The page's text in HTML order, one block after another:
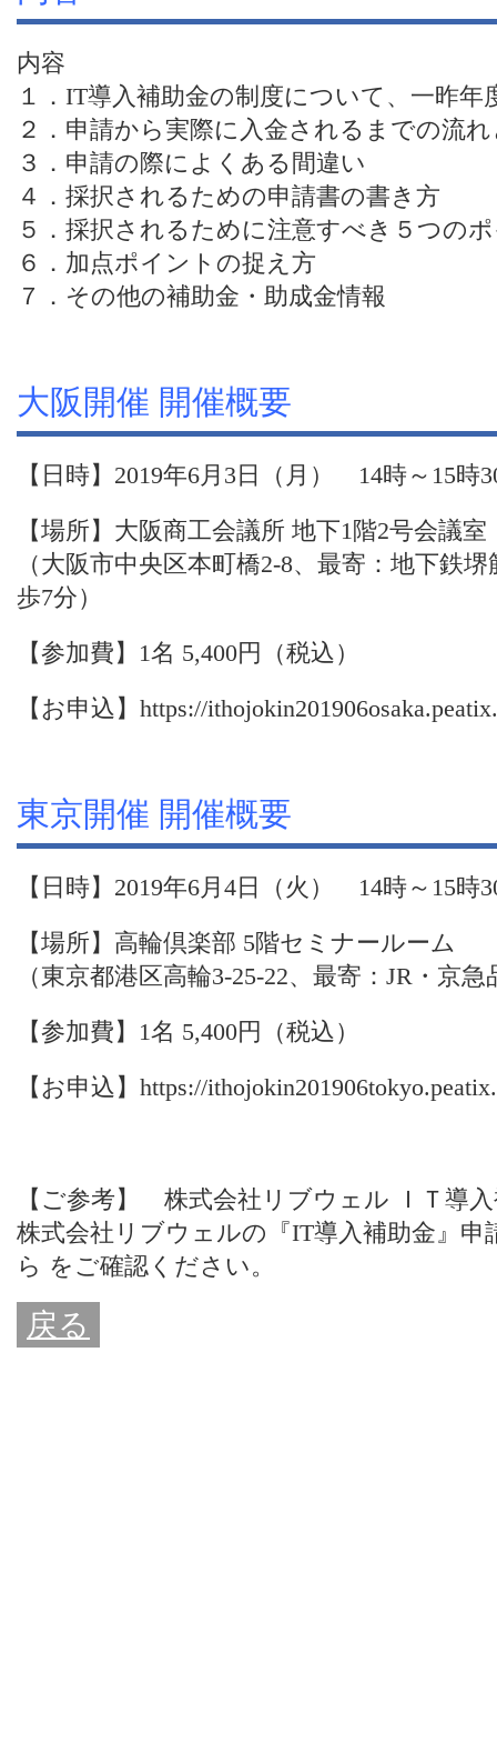
内容
１．IT導入補助金の制度について、一昨年
２．申請から実際に入金されるまでの流
３．申請の際によくある間違い
４．採択されるための申請書の書き方
５．採択されるために注意すべき５つの
６．加点ポイントの捉え方
７．その他の補助金・助成金情報
大阪開催 開催概要
【日時】2019年6月3日（月） 14時～15時
【場所】大阪商工会議所 地下1階2号会議室
（大阪市中央区本町橋2-8、最寄：地下鉄
歩7分）
【参加費】1名 5,400円（税込）
【お申込】 https://
東京開催 開催概要
【日時】2019年6月4日（火） 14時～15時
【場所】高輪倶楽部 5階セミナールーム
（東京都港区高輪3-25-22、最寄：JR・京
【参加費】1名 5,400円（税込）
【お申込】 https://
【ご参考】 株式会社リブウェル ＩＴ導
株式会社リブウェルの『IT導入補助金』
ら をご確認ください。
戻る